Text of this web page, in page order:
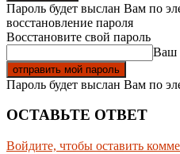
Пароль будет выслан Вам по
восстановление пароля
Восстановите свой пароль
Ваш
Пароль будет выслан Вам по
ОСТАВЬТЕ ОТВЕТ
Войдите, чтобы оставить